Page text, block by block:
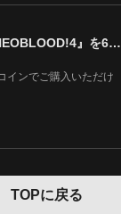
『PANCRASE 334』『NEOBLOOD!4』を6月4日(日)14時00分よりABEMAで生中継！
インでご購入いただけ
TOPに戻る